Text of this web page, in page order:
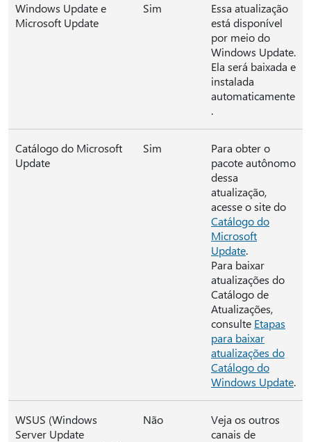
Windows Update e
Microsoft Update
Sim
Essa atualização
está disponível
por meio do
Windows Update.
Ela será baixada e
instalada
automaticamente
.
Catálogo do Microsoft
Update
Sim
Para obter o
pacote autônomo
dessa
atualização,
acesse o site do
Catálogo do
Microsoft
Update.
Para baixar
atualizações do
Catálogo de
Atualizações,
consulte Etapas
para baixar
atualizações do
Catálogo do
Windows Update.
WSUS (Windows
Server Update
Não
Veja os outros
canais de